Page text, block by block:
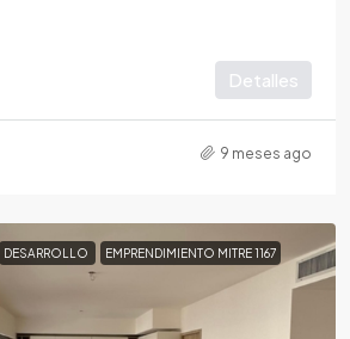
Detalles
9 meses ago
DESARROLLO EMPRENDIMIENTO MITRE 1167